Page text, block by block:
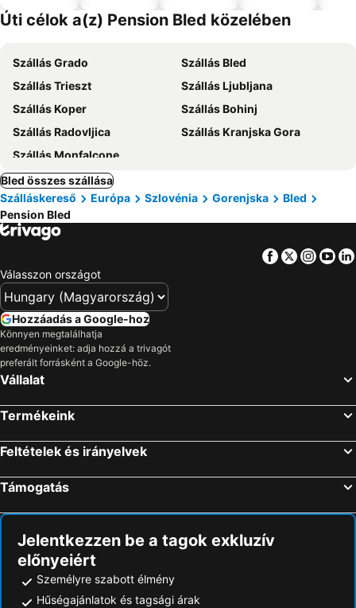
Úti célok a(z) Pension Bled közelében
Szállás Grado
Szállás Bled
Szállás Trieszt
Szállás Ljubljana
Szállás Koper
Szállás Bohinj
Szállás Radovljica
Szállás Kranjska Gora
Szállás Monfalcone
Bled összes szállása
Szálláskereső
Európa Szlovénia Gorenjska
Bled
Pension Bled
Facebook
Twitter
Válasszon országot
Hozzáadás a Google-hoz
Könnyen megtalálhatja
eredményeinket: adja hozzá a trivagót
preferált forrásként a Google-höz.
Vállalat
Termékeink
Feltételek és irányelvek
Támogatás
Jelentkezzen be a tagok exkluzív
előnyeiért
Személyre szabott élmény
Hűségajánlatok és tagsági árak